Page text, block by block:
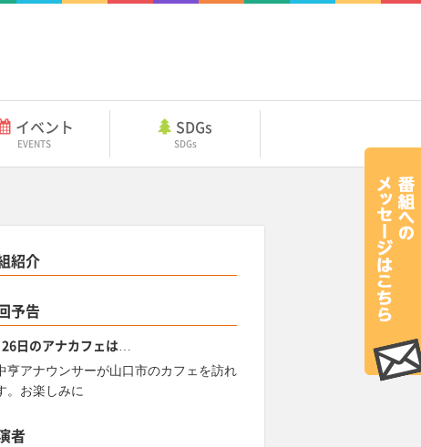
イベント
EVENTS
SDGs
SDGs
紹介
予告
日のアナカフェは…
亨アナウンサーが山口市のカフェを訪れ
。お楽しみに
者